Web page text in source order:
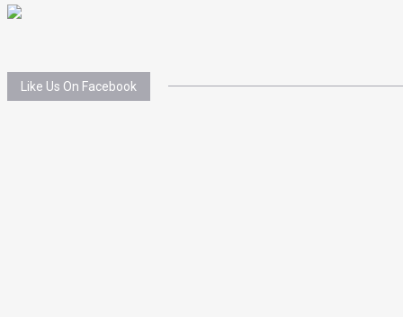
Like Us On Facebook